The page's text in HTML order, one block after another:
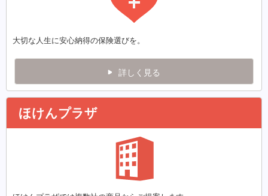
大切な人生に安心納得の保険選びを。
詳しく見る
ほけんプラザ